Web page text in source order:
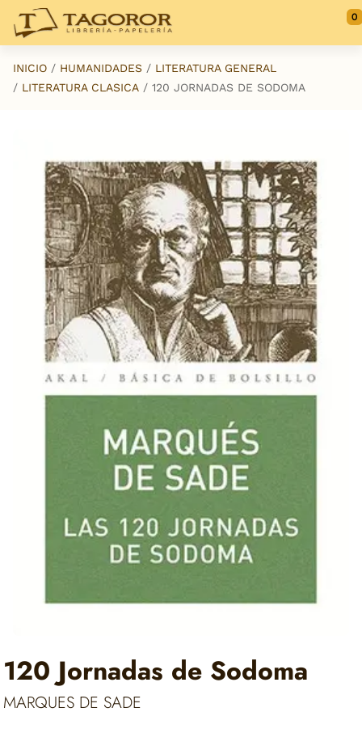
Saltar al contenido principal
0
INICIO HUMANIDADES
LITERATURA GENERAL
LITERATURA CLASICA
120 JORNADAS DE SODOMA
120 Jornadas de Sodoma
MARQUES DE SADE